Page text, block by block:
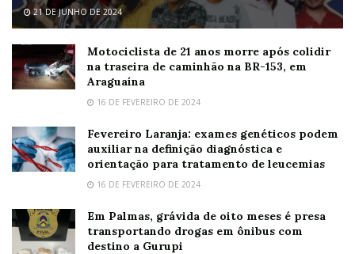
21 DE JUNHO DE 2024
Motociclista de 21 anos morre após colidir
na traseira de caminhão na BR-153, em
Araguaína
16 DE FEVEREIRO DE 2024
Fevereiro Laranja: exames genéticos podem
auxiliar na definição diagnóstica e
orientação para tratamento de leucemias
16 DE FEVEREIRO DE 2024
Em Palmas, grávida de oito meses é presa
transportando drogas em ônibus com
destino a Gurupi